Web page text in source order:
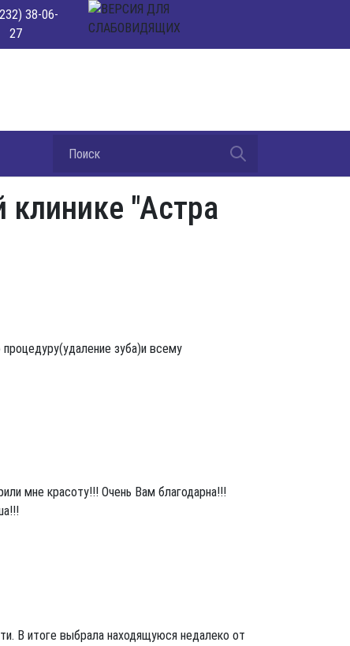
38-06-
27
"Астра
зуба)и всему
мне красоту!!! Очень Вам благодарна!!!
В итоге выбрала находящуюся недалеко от